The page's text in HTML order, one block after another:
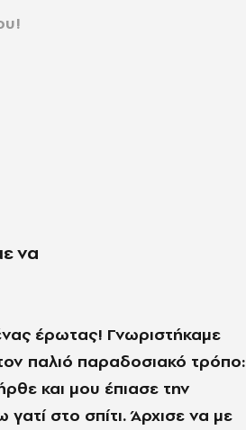
να
έρωτας! Γνωριστήκαμε
παλιό παραδοσιακό τρόπο:
και μου έπιασε την
στο σπίτι. Άρχισε να με